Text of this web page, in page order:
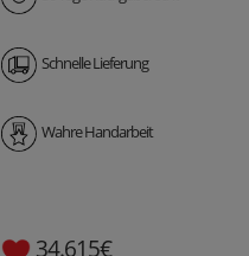
Schnelle Lieferung
Wahre Handarbeit
34.615€